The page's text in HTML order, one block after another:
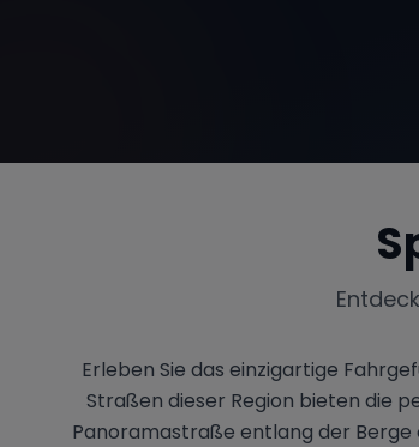
Erleben Sie das einzigartige
Straßen dieser Region bieten die
Panoramastraße entlang der Berge